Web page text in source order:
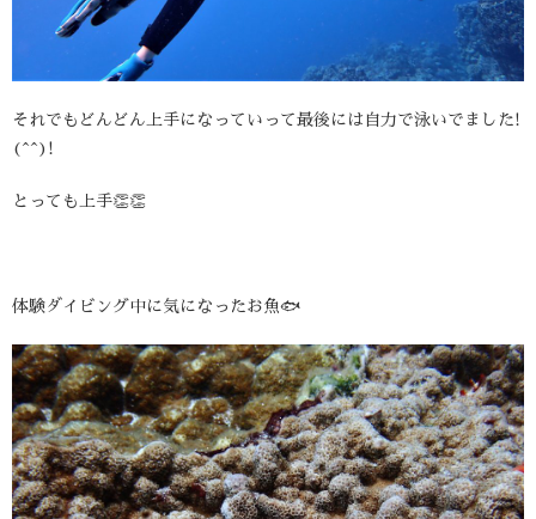
それでもどんどん上手になっていって最後には自力で泳いでました!
(^^)!
とっても上手👏👏
体験ダイビング中に気になったお魚🐟